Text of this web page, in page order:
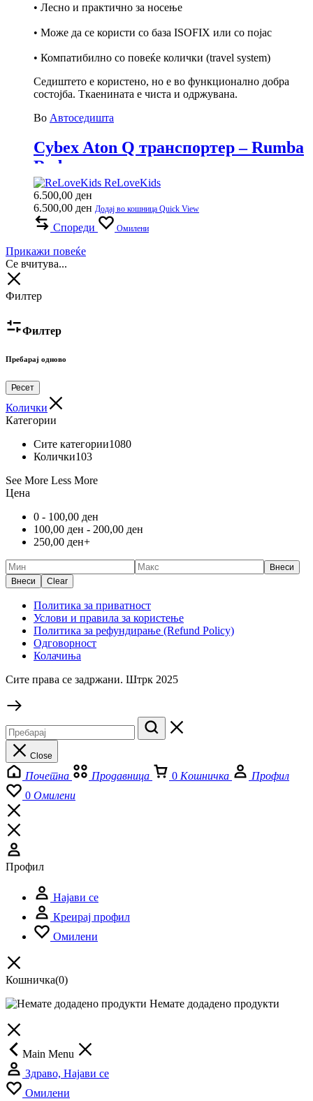
• Лесно и практично за носење
• Може да се користи со база ISOFIX или со појас
• Компатибилно со повеќе колички (travel system)
Седиштето е користено, но е во функционално добра
состојба. Ткаенината е чиста и одржувана.
Во Автоседишта
Cybex Aton Q транспортер – Rumba
Red
ReLoveKids
6.500,00 ден
6.500,00 ден Додај во кошница Quick View
Спореди Омилени
Прикажи повеќе
Се вчитува...
Филтер
Филтер
Пребарај одново
Ресет
Колички
Категории
Сите категории1080
Колички103
See More Less More
Цена
0 - 100,00 ден
100,00 ден - 200,00 ден
250,00 ден+
Внеси
Внеси
Clear
Политика за приватност
Услови и правила за користење
Политика за рефундирање (Refund Policy)
Одговорност
Колачиња
Сите права се задржани. Штрк 2025
Close
Почетна Продавница 0 Кошничка
Профил
0 Омилени
Профил
Најави се
Креирај профил
Омилени
Кошничка(0)
Немате додадено продукти
Main Menu
Здраво, Најави се
Омилени